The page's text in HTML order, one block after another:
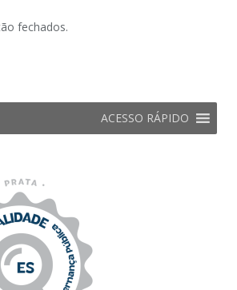
fechados.
ACESSO RÁPIDO